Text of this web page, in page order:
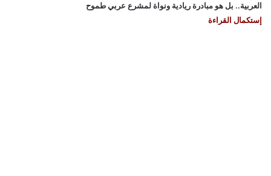
العربية.. بل هو مبادرة ريادية ونواة لمشرع عربي طموح
إستكمال القراءة